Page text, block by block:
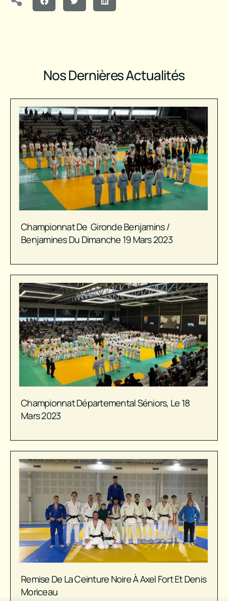
Nos Dernières Actualités
Championnat De Gironde Benjamins /
Benjamines Du Dimanche 19 Mars 2023
Championnat Départemental Séniors, Le 18
Mars 2023
Remise De La Ceinture Noire À Axel Fort Et Denis
Moriceau